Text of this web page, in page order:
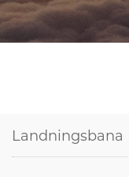
Landningsbana